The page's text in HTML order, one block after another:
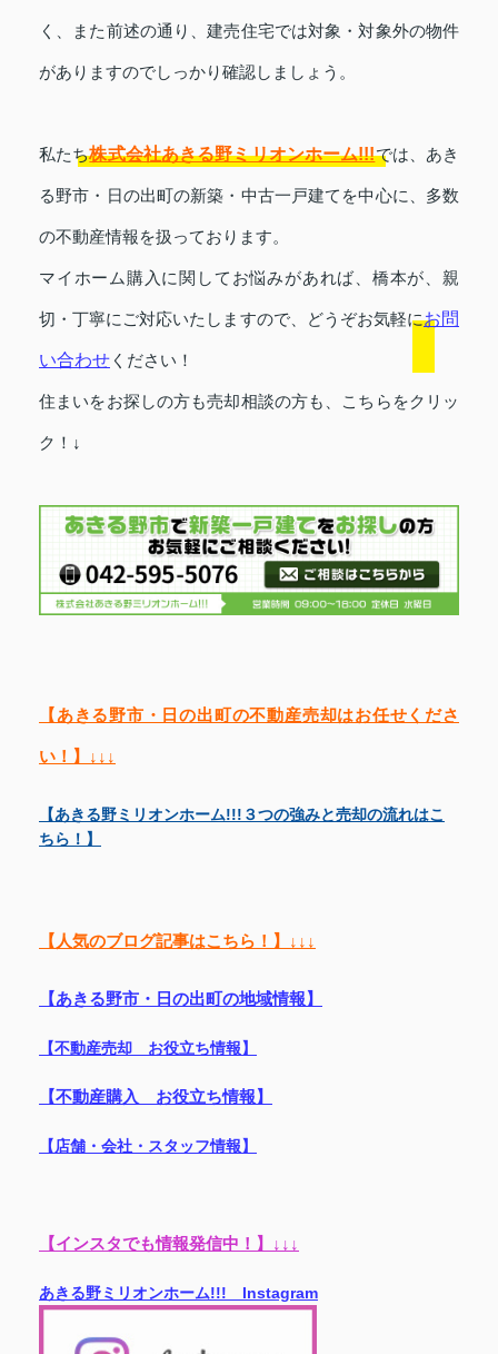
く、また前述の通り、建売住宅では対象・対象外の物件
がありますのでしっかり確認しましょう。
私たち株式会社あきる野ミリオンホーム!!!では、あき
る野市・日の出町の新築・中古一戸建てを中心に、多数
の不動産情報を扱っております。
マイホーム購入に関してお悩みがあれば、橋本が、親
切・丁寧にご対応いたしますので、どうぞお気軽にお問
い合わせ ください！
住まいをお探しの方も売却相談の方も、こちらをクリッ
ク！↓
【あきる野市・日の出町の不動産売却はお任せくださ
い！】↓↓↓
【あきる野ミリオンホーム!!!３つの強みと売却の流れはこ
ちら！】
【人気のブログ記事はこちら！】↓↓↓
【あきる野市・日の出町の地域情報】
【不動産売却 お役立ち情報】
【不動産購入 お役立ち情報】
【店舗・会社・スタッフ情報】
【インスタでも情報発信中！】↓↓↓
あきる野ミリオンホーム!!! Instagram